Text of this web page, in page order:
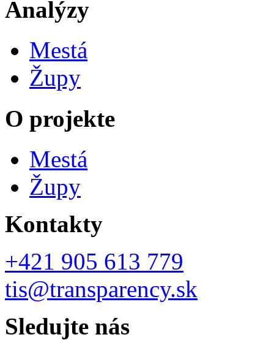
Analýzy
Mestá
Župy
O projekte
Mestá
Župy
Kontakty
+421 905 613 779
tis@transparency.sk
Sledujte nás